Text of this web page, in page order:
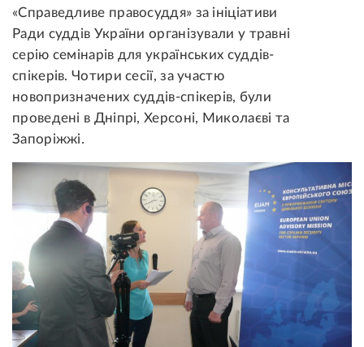
«Справедливе правосуддя» за ініціативи
Ради суддів України організували у травні
серію семінарів для українських суддів-
спікерів. Чотири сесії, за участю
новопризначених суддів-спікерів, були
проведені в Дніпрі, Херсоні, Миколаєві та
Запоріжжі.